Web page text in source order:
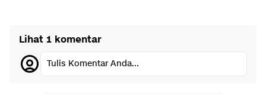
Lihat 1 komentar
Tulis Komentar Anda...